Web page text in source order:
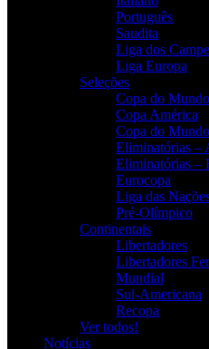
Português
Saudita
Liga dos
Liga Europa
Seleções
Copa do
Copa América
Copa do
Eliminatórias –
Eliminatórias –
Eurocopa
Liga das
Pré-Olímpico
Continentais
Libertadores
Libertadores
Mundial
Sul-Americana
Recopa
Ver todos!
Notícias